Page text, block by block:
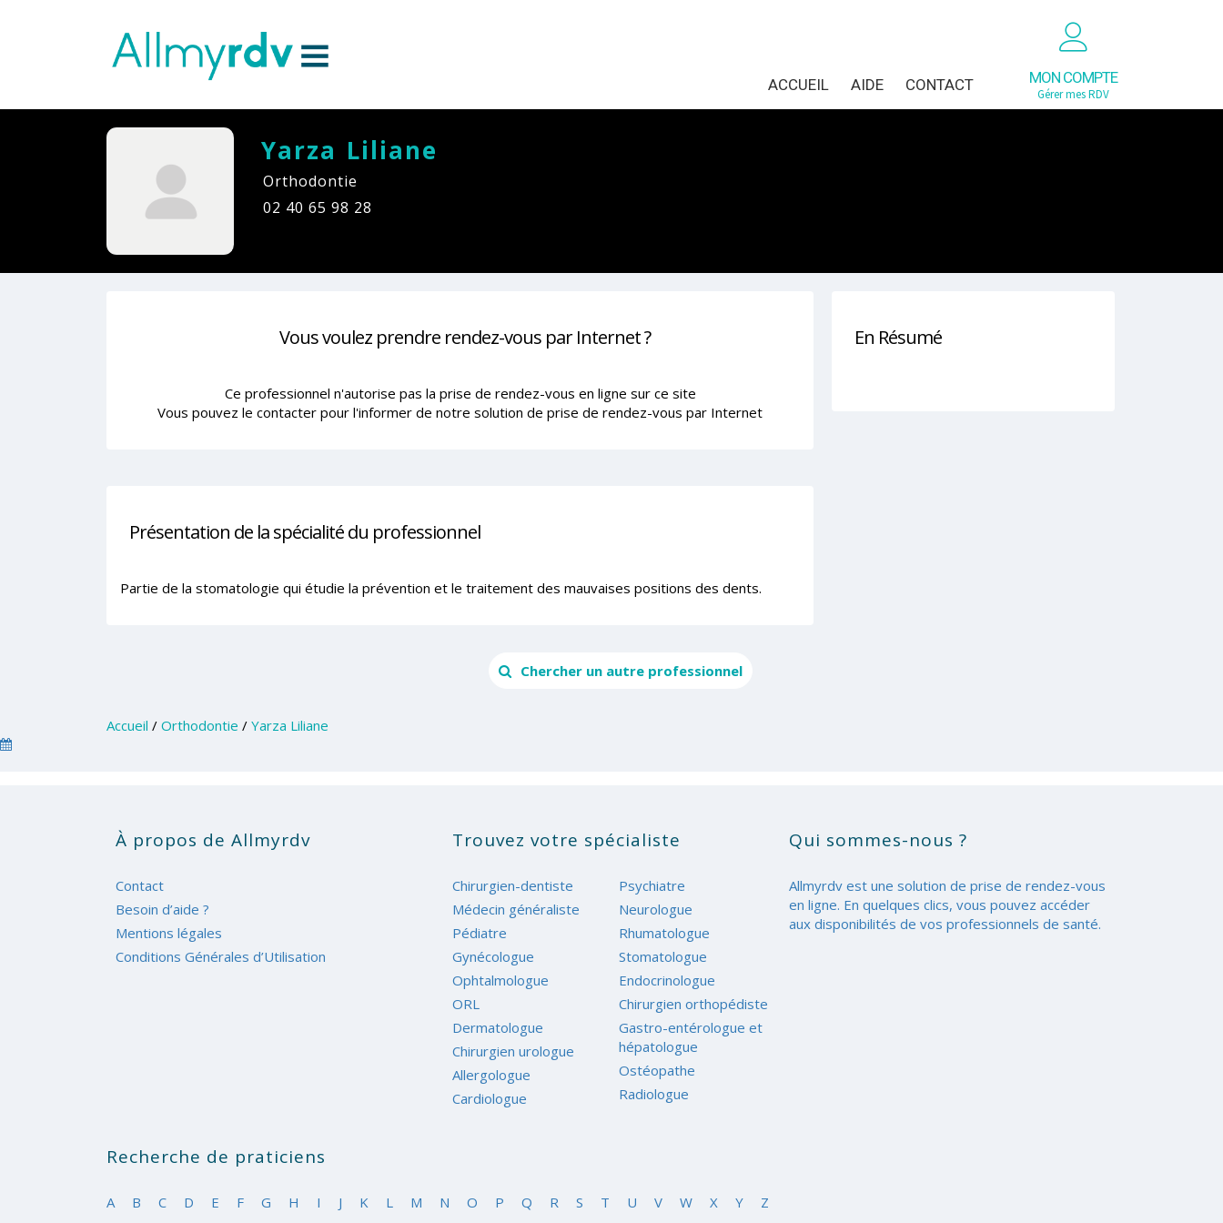
MON COMPTE
Gérer mes RDV
ACCUEIL AIDE CONTACT
Yarza Liliane
Orthodontie
02 40 65 98 28
En Résumé
Vous voulez prendre rendez-vous par Internet ?
Ce professionnel n'autorise pas la prise de rendez-vous en ligne sur ce site
Vous pouvez le contacter pour l'informer de notre solution de prise de rendez-vous par Internet
Présentation de la spécialité du professionnel
Partie de la stomatologie qui étudie la prévention et le traitement des mauvaises positions des dents.
Chercher un autre professionnel
Accueil / Orthodontie / Yarza Liliane
À propos de Allmyrdv
Contact
Besoin d’aide ?
Mentions légales
Conditions Générales d’Utilisation
Trouvez votre spécialiste
Chirurgien-dentiste
Médecin généraliste
Pédiatre
Gynécologue
Ophtalmologue
ORL
Dermatologue
Chirurgien urologue
Allergologue
Cardiologue
Psychiatre
Neurologue
Rhumatologue
Stomatologue
Endocrinologue
Chirurgien orthopédiste
Gastro-entérologue et
hépatologue
Ostéopathe
Radiologue
Qui sommes-nous ?
Allmyrdv est une solution de prise de rendez-vous
en ligne. En quelques clics, vous pouvez accéder
aux disponibilités de vos professionnels de santé.
Recherche de praticiens
A B C D E F G H I J K L M N O P Q R S T U V W X Y Z